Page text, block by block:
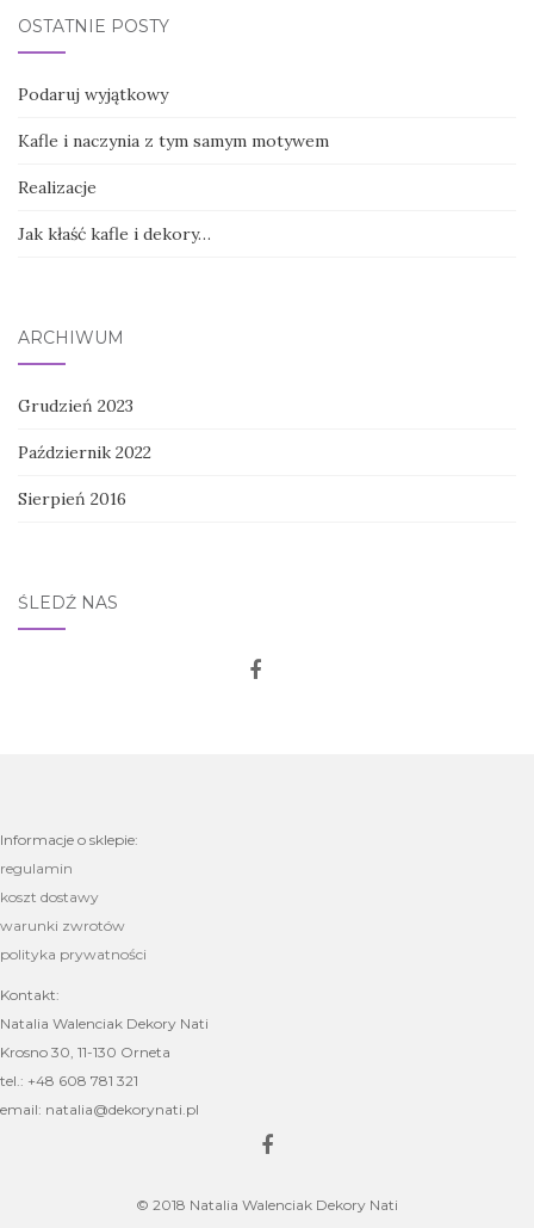
OSTATNIE POSTY
Podaruj wyjątkowy
Kafle i naczynia z tym samym motywem
Realizacje
Jak kłaść kafle i dekory…
ARCHIWUM
Grudzień 2023
Październik 2022
Sierpień 2016
ŚLEDŹ NAS
Informacje o sklepie:
regulamin
koszt dostawy
warunki zwrotów
polityka prywatności
Kontakt:
Natalia Walenciak Dekory Nati
Krosno 30, 11-130 Orneta
tel.: +48 608 781 321
email: natalia@dekorynati.pl
© 2018 Natalia Walenciak Dekory Nati